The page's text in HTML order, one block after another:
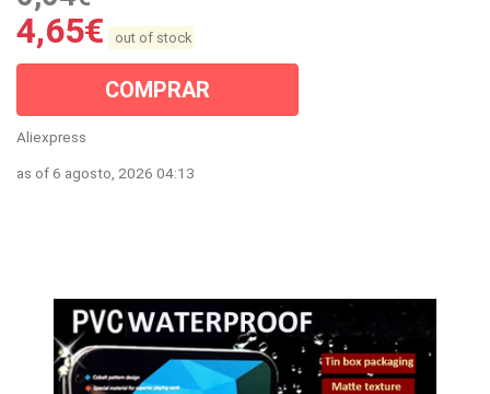
4,65€ out of stock
COMPRAR
Aliexpress
as of 6 agosto, 2026 04:13